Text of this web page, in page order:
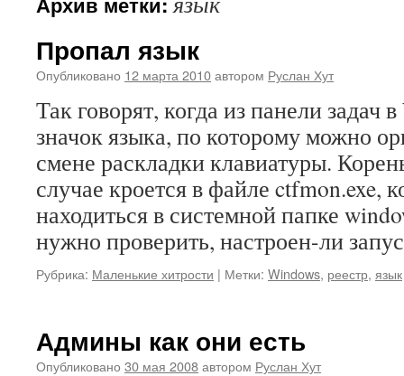
Пропал язык
Опубликовано 12 марта 2010автором Руслан Хут
Так говорят, когда из панели задач
значок языка, по которому можно
смене раскладки клавиатуры.
случае кроется в файле ctfmon.exe,
находиться в системной папке
нужно проверить, настроен-ли
Рубрика: Маленькие хитрости | Метки: Windows, реестр, язык
Админы как они есть
Опубликовано 30 мая 2008автором Руслан Хут